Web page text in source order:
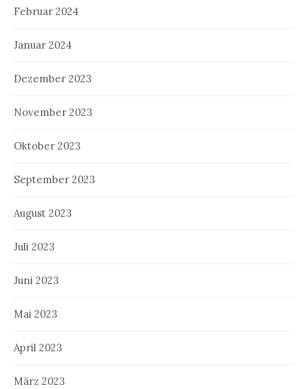
Februar 2024
Januar 2024
Dezember 2023
November 2023
Oktober 2023
September 2023
August 2023
Juli 2023
Juni 2023
Mai 2023
April 2023
März 2023